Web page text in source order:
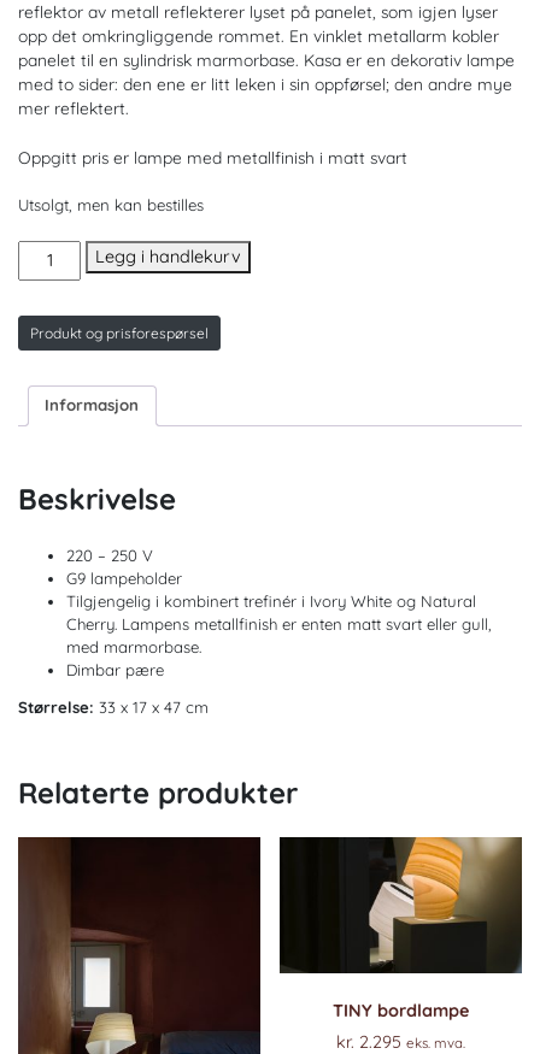
reflektor av metall reflekterer lyset på panelet, som igjen lyser
opp det omkringliggende rommet. En vinklet metallarm kobler
panelet til en sylindrisk marmorbase. Kasa er en dekorativ lampe
med to sider: den ene er litt leken i sin oppførsel; den andre mye
mer reflektert.
Oppgitt pris er lampe med metallfinish i matt svart
Utsolgt, men kan bestilles
KASA
bordlampe
Legg i handlekurv
Produkt og prisforespørsel
Informasjon
Beskrivelse
220 – 250 V
G9 lampeholder
Tilgjengelig i kombinert trefinér i Ivory White og Natural
Cherry. Lampens metallfinish er enten matt svart eller gull,
med marmorbase.
Dimbar pære
Størrelse: 33 x 17 x 47 cm
Relaterte produkter
TINY bordlampe
kr. 2.295 eks. mva.